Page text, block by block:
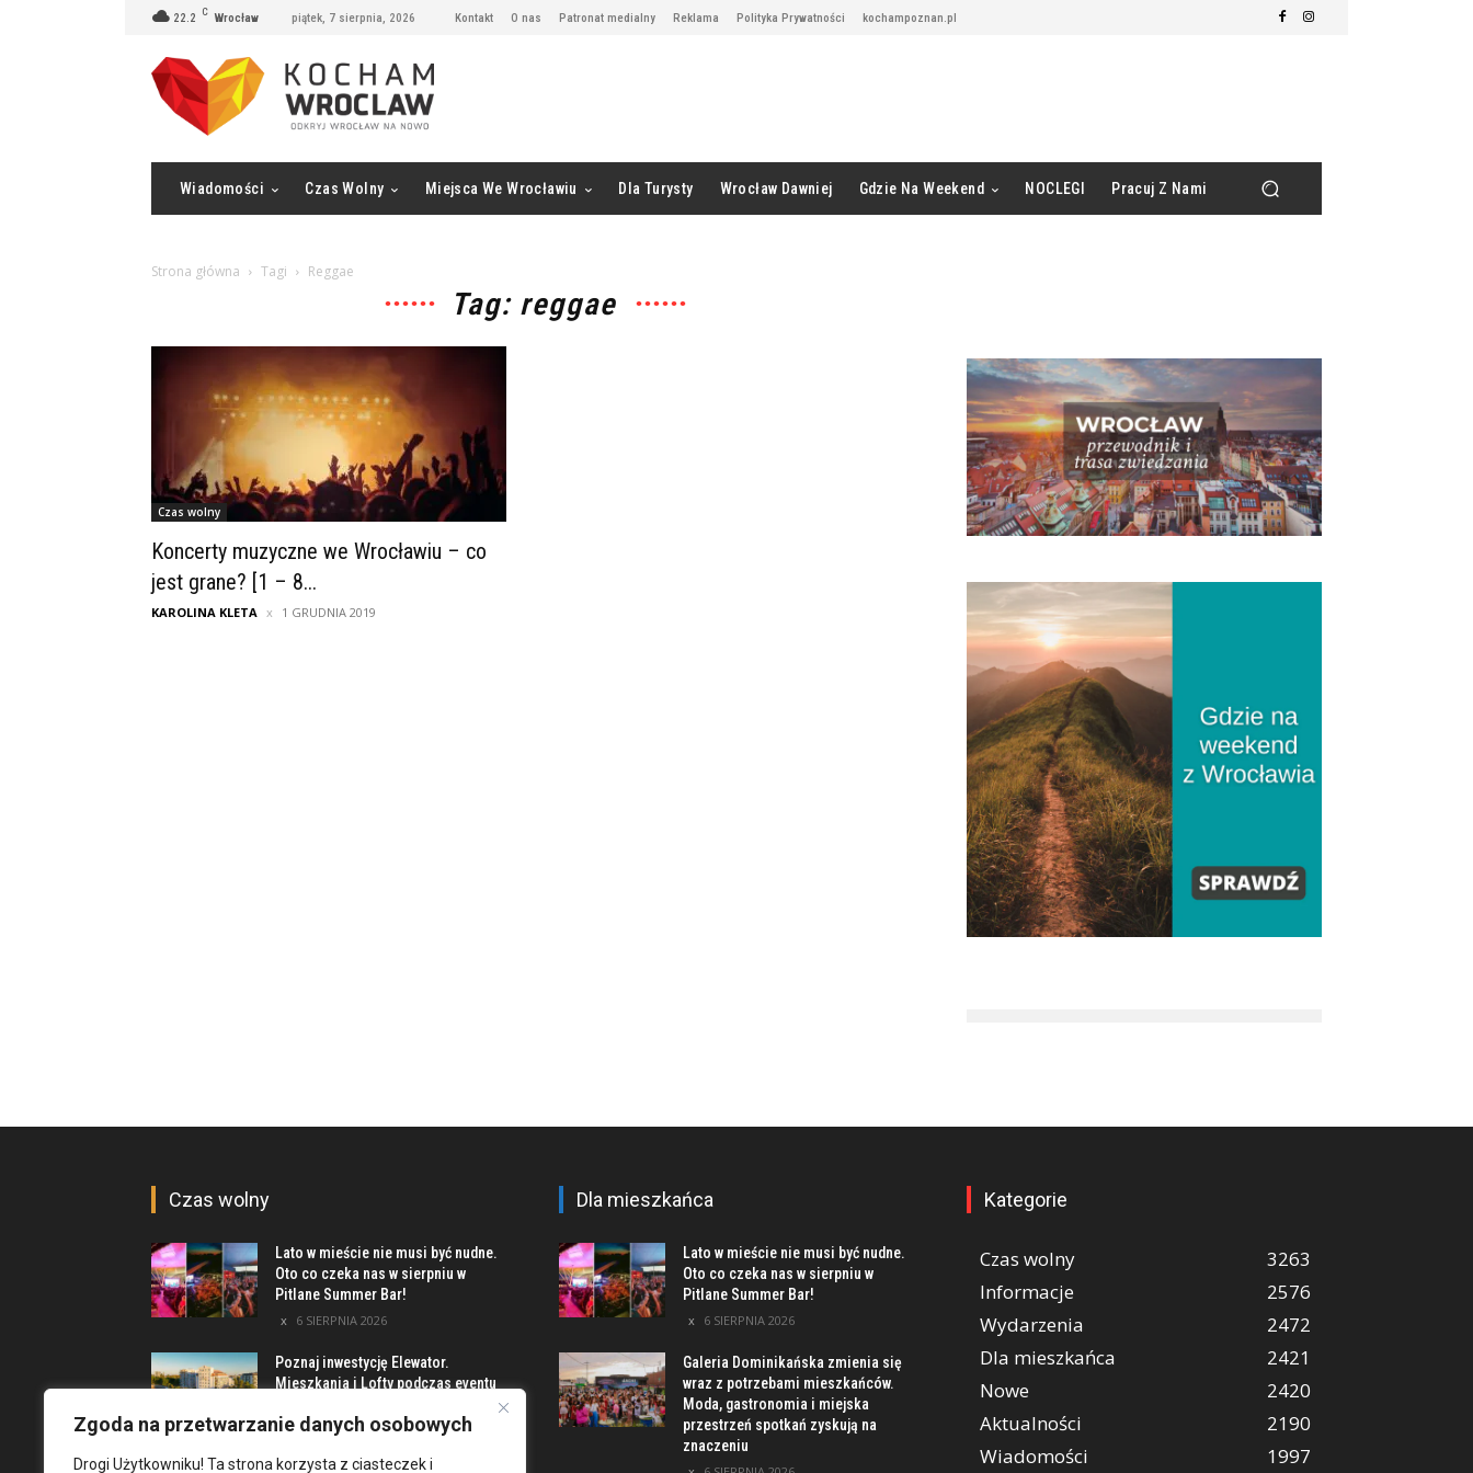
Zgoda na przetwarzanie danych osobowych
Drogi Użytkowniku! Ta strona korzysta z ciasteczek i
22.2 C Wrocław piątek, 7 sierpnia, 2026 Kontakt O nas Patronat medialny Reklama Polityka Prywatności kochampoznan.pl
Wiadomości Czas Wolny Miejsca We Wrocławiu Dla Turysty Wrocław Dawniej Gdzie Na Weekend NOCLEGI Pracuj Z Nami
Strona główna Tagi Reggae
Tag: reggae
Czas wolny
Koncerty muzyczne we Wrocławiu – co
jest grane? [1 – 8...
KAROLINA KLETA 1 GRUDNIA 2019
Czas wolny
Lato w mieście nie musi być nudne.
Oto co czeka nas w sierpniu w
Pitlane Summer Bar!
6 SIERPNIA 2026
Poznaj inwestycję Elewator.
Mieszkania i Lofty podczas eventu
5 SIERPNIA 2026
Dla mieszkańca
Lato w mieście nie musi być nudne.
Oto co czeka nas w sierpniu w
Pitlane Summer Bar!
6 SIERPNIA 2026
Galeria Dominikańska zmienia się
wraz z potrzebami mieszkańców.
Moda, gastronomia i miejska
przestrzeń spotkań zyskują na
znaczeniu
Kategorie
Czas wolny
3263
Informacje
2576
Wydarzenia
2472
Dla mieszkańca
2421
Nowe
2420
Aktualności
2190
Wiadomości
1997